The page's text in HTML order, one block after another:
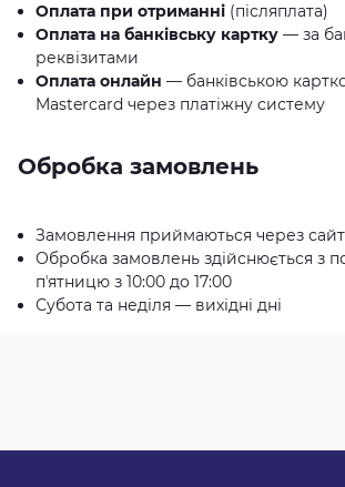
Оплата при отриманні (післяплата)
Оплата на банківську картку — за
реквізитами
Оплата онлайн — банківською
Mastercard через платіжну систему
Обробка замовлень
Замовлення приймаються через
Обробка замовлень здійснюється з
пʼятницю з 10:00 до 17:00
Субота та неділя — вихідні дні